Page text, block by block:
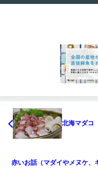
北海マダコ
赤いお話（マダイやメヌケ、